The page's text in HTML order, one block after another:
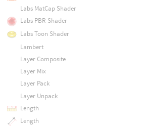
Labs MatCap Shader
Labs PBR Shader
Labs Toon Shader
Lambert
Layer Composite
Layer Mix
Layer Pack
Layer Unpack
Length
Length